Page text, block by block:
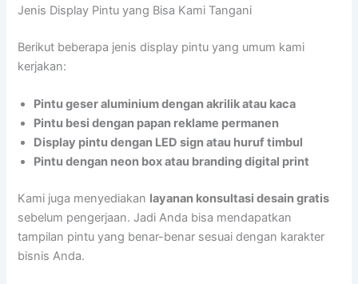
Jenis Display Pintu yang Bisa Kami Tangani
Berikut beberapa jenis display pintu yang umum kami
kerjakan:
Pintu geser aluminium dengan akrilik atau kaca
Pintu besi dengan papan reklame permanen
Display pintu dengan LED sign atau huruf timbul
Pintu dengan neon box atau branding digital print
Kami juga menyediakan layanan konsultasi desain gratis
sebelum pengerjaan. Jadi Anda bisa mendapatkan
tampilan pintu yang benar-benar sesuai dengan karakter
bisnis Anda.